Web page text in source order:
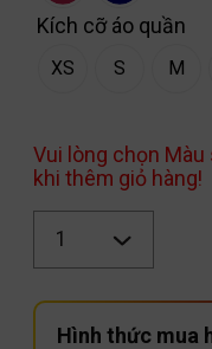
Kích cỡ áo quần
XS S M
Vui lòng chọn
khi thêm giỏ hàng!
lượng
Hình thức mua